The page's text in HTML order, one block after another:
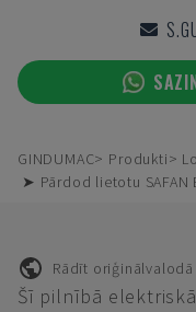
GINDUMAC Produkti
➤ Pārdod lietotu SAFAN
Rādīt oriģinālvalodā
Šī pilnībā elektriskā